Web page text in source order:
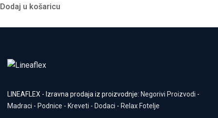
Dodaj u košaricu
LINEAFLEX - Izravna prodaja iz proizvodnje: Negorivi Proizvodi -
Madraci - Podnice - Kreveti - Dodaci - Relax Fotelje